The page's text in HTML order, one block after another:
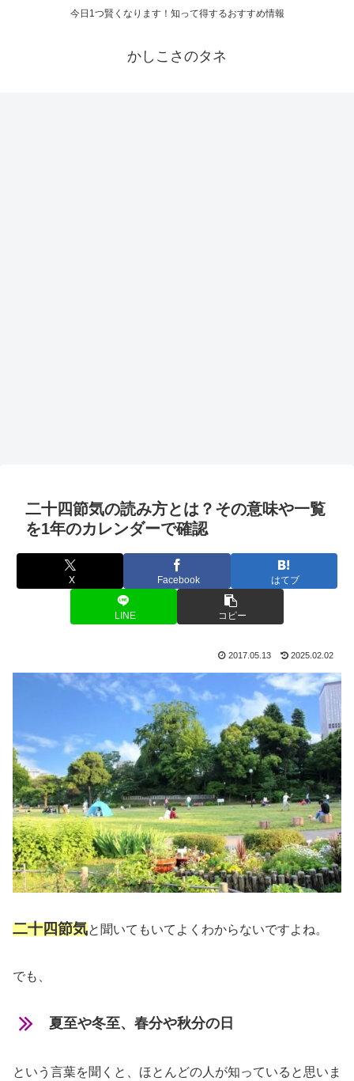
今日1つ賢くなります！知って得するおすすめ情報
かしこさのタネ
二十四節気の読み方とは？その意味や一覧
を1年のカレンダーで確認
X Facebook はてブ
LINE コピー
2017.05.13 2025.02.02
二十四節気と聞いてもいてよくわからないですよね。
でも、
夏至や冬至、春分や秋分の日
という言葉を聞くと、ほとんどの人が知っていると思いま